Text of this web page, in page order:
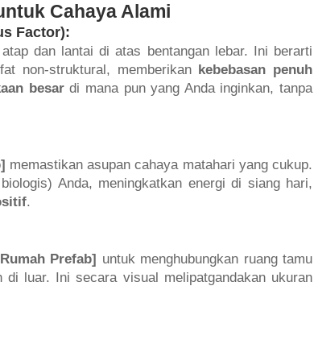
Cahaya Alami
Factor):
dan lantai di atas bentangan lebar. Ini berarti
non-struktural, memberikan kebebasan penuh
besardi mana pun yang Anda inginkan, tanpa
memastikan asupan cahaya matahari yang cukup.
Anda, meningkatkan energi di siang hari,
.
Prefab] untuk menghubungkan ruang tamu
di luar. Ini secara visual melipatgandakan ukuran